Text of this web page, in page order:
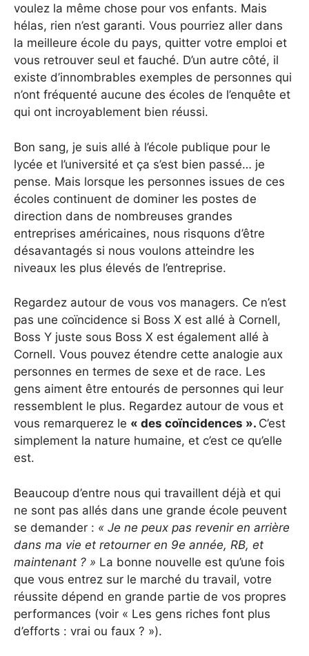
voulez la même chose pour vos enfants. Mais
hélas, rien n’est garanti. Vous pourriez aller dans
la meilleure école du pays, quitter votre emploi et
vous retrouver seul et fauché. D’un autre côté, il
existe d’innombrables exemples de personnes qui
n’ont fréquenté aucune des écoles de l’enquête et
qui ont incroyablement bien réussi.
Bon sang, je suis allé à l’école publique pour le
lycée et l’université et ça s’est bien passé… je
pense. Mais lorsque les personnes issues de ces
écoles continuent de dominer les postes de
direction dans de nombreuses grandes
entreprises américaines, nous risquons d’être
désavantagés si nous voulons atteindre les
niveaux les plus élevés de l’entreprise.
Regardez autour de vous vos managers. Ce n’est
pas une coïncidence si Boss X est allé à Cornell,
Boss Y juste sous Boss X est également allé à
Cornell. Vous pouvez étendre cette analogie aux
personnes en termes de sexe et de race. Les
gens aiment être entourés de personnes qui leur
ressemblent le plus. Regardez autour de vous et
vous remarquerez le « des coïncidences ». C’est
simplement la nature humaine, et c’est ce qu’elle
est.
Beaucoup d’entre nous qui travaillent déjà et qui
ne sont pas allés dans une grande école peuvent
se demander : « Je ne peux pas revenir en arrière
dans ma vie et retourner en 9e année, RB, et
maintenant ? » La bonne nouvelle est qu’une fois
que vous entrez sur le marché du travail, votre
réussite dépend en grande partie de vos propres
performances (voir « Les gens riches font plus
d’efforts : vrai ou faux ? »).